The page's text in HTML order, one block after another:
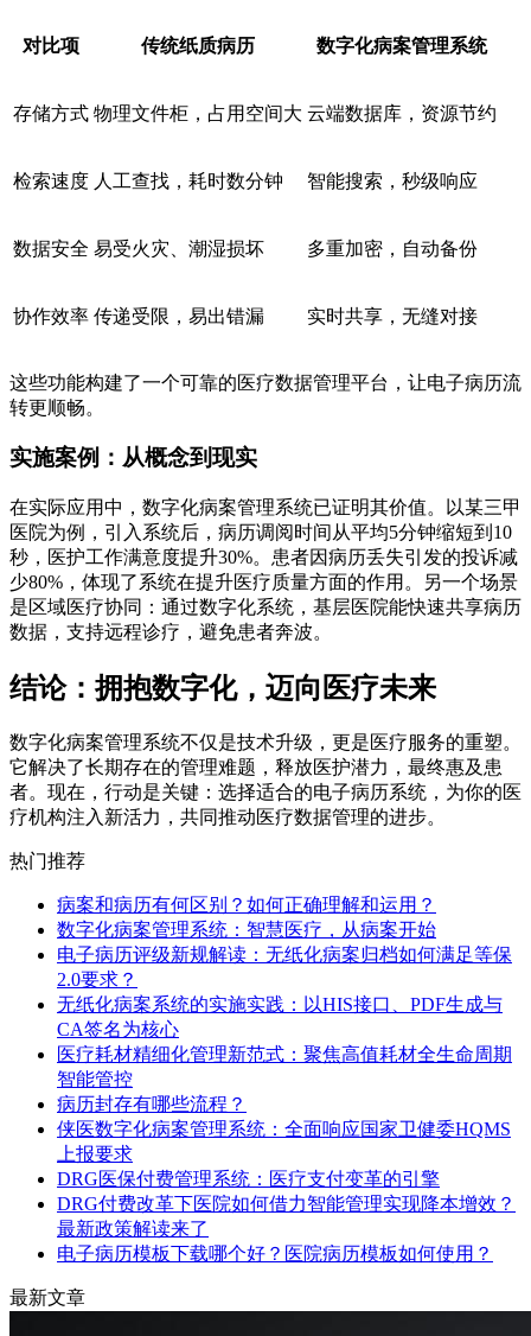
对比项 传统纸质病历 数字化病案管理系统
存储方式 物理文件柜，占用空间大 云端数据库，资源节约
检索速度 人工查找，耗时数分钟 智能搜索，秒级响应
数据安全 易受火灾、潮湿损坏 多重加密，自动备份
协作效率 传递受限，易出错漏 实时共享，无缝对接
这些功能构建了一个可靠的医疗数据管理平台，让电子病历流
转更顺畅。
实施案例：从概念到现实
在实际应用中，数字化病案管理系统已证明其价值。以某三甲
医院为例，引入系统后，病历调阅时间从平均5分钟缩短到10
秒，医护工作满意度提升30%。患者因病历丢失引发的投诉减
少80%，体现了系统在提升医疗质量方面的作用。另一个场景
是区域医疗协同：通过数字化系统，基层医院能快速共享病历
数据，支持远程诊疗，避免患者奔波。
结论：拥抱数字化，迈向医疗未来
数字化病案管理系统不仅是技术升级，更是医疗服务的重塑。
它解决了长期存在的管理难题，释放医护潜力，最终惠及患
者。现在，行动是关键：选择适合的电子病历系统，为你的医
疗机构注入新活力，共同推动医疗数据管理的进步。
热门推荐
病案和病历有何区别？如何正确理解和运用？
数字化病案管理系统：智慧医疗，从病案开始
电子病历评级新规解读：无纸化病案归档如何满足等保
2.0要求？
无纸化病案系统的实施实践：以HIS接口、PDF生成与
CA签名为核心
医疗耗材精细化管理新范式：聚焦高值耗材全生命周期
智能管控
病历封存有哪些流程？
侠医数字化病案管理系统：全面响应国家卫健委HQMS
上报要求
DRG医保付费管理系统：医疗支付变革的引擎
DRG付费改革下医院如何借力智能管理实现降本增效？
最新政策解读来了
电子病历模板下载哪个好？医院病历模板如何使用？
最新文章